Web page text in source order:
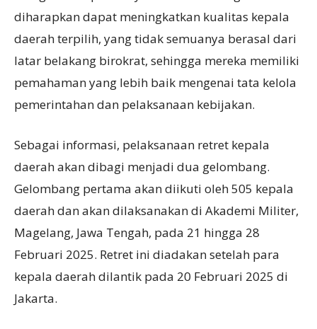
diharapkan dapat meningkatkan kualitas kepala
daerah terpilih, yang tidak semuanya berasal dari
latar belakang birokrat, sehingga mereka memiliki
pemahaman yang lebih baik mengenai tata kelola
pemerintahan dan pelaksanaan kebijakan.
Sebagai informasi, pelaksanaan retret kepala
daerah akan dibagi menjadi dua gelombang.
Gelombang pertama akan diikuti oleh 505 kepala
daerah dan akan dilaksanakan di Akademi Militer,
Magelang, Jawa Tengah, pada 21 hingga 28
Februari 2025. Retret ini diadakan setelah para
kepala daerah dilantik pada 20 Februari 2025 di
Jakarta.